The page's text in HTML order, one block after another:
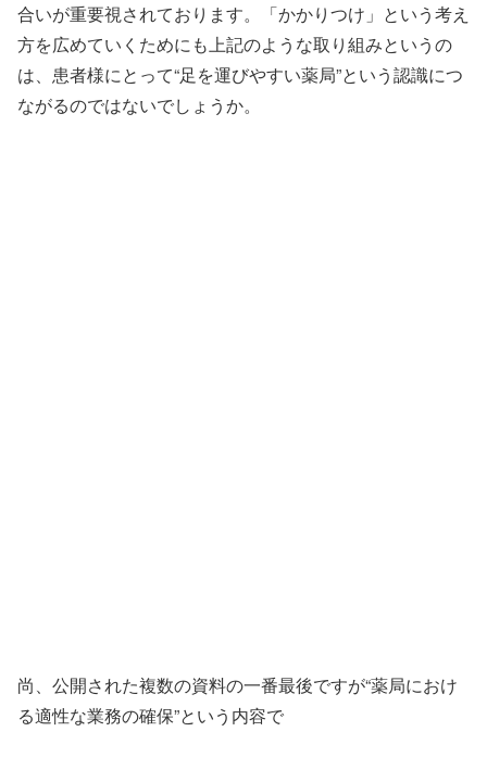
合いが重要視されております。「かかりつけ」という考え
方を広めていくためにも上記のような取り組みというの
は、患者様にとって“足を運びやすい薬局”という認識につ
ながるのではないでしょうか。
尚、公開された複数の資料の一番最後ですが“薬局におけ
る適性な業務の確保”という内容で